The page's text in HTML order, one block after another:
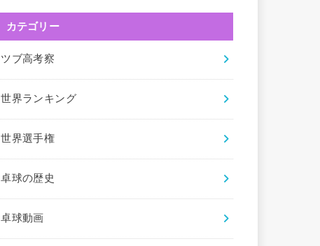
カテゴリー
ツブ高考察
世界ランキング
世界選手権
卓球の歴史
卓球動画